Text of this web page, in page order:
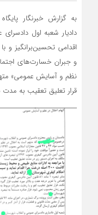
به گزارش خبرنگار
دادیار شعبه اول
اقدامی تحسین‌برانگیز
و جبران خسارت‌های
نظم و آسایش عمومی»
قرار تعلیق تعقیب به